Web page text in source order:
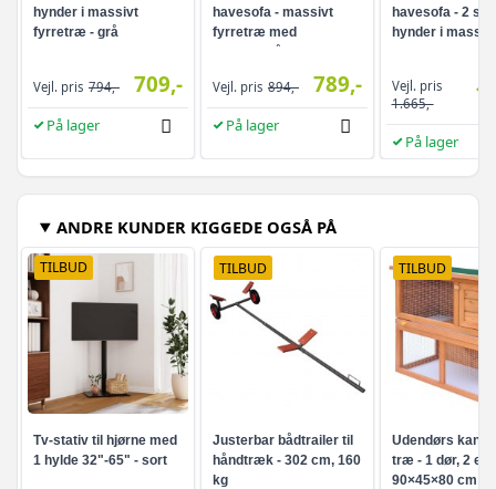
hynder i massivt
fyrretræ - grå
Vejl. pris 794,- 709,-
På lager
havesofa - massivt
fyrretræ med
antracitgrå hynder,
Vejl. pris 894,- 789,-
På lager
havesofa - 2
hynder i massivt
Vejl. pris
1.665,-
På lager
ANDRE KUNDER KIGGEDE OGSÅ PÅ
TILBUD
Tv-stativ til hjørne med
1 hylde 32"-65" - sort
TILBUD
Justerbar bådtrailer til
håndtræk - 302 cm, 160
kg
TILBUD
Udendørs
træ - 1 dør, 2
90×45×80 cm